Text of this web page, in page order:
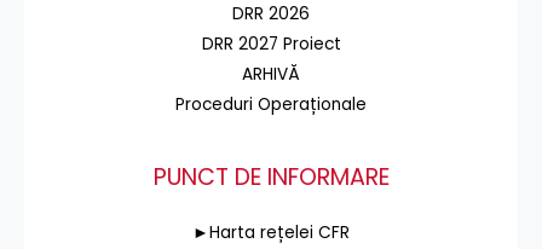
DRR 2026
DRR 2027 Proiect
ARHIVĂ
Proceduri Operaționale
PUNCT DE INFORMARE
►Harta rețelei CFR